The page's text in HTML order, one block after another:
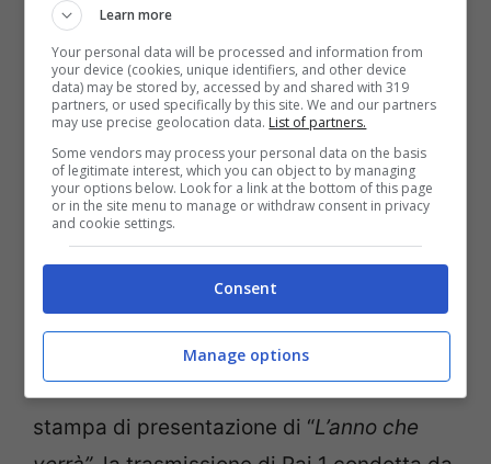
Occasione dell’annuncio di Ibrhaimovic al
Festival di Sanremo è stata la conferenza
stampa di presentazione di “L’anno che
Learn more
Your personal data will be processed and information from
your device (cookies, unique identifiers, and other device
data) may be stored by, accessed by and shared with 319
partners, or used specifically by this site. We and our partners
may use precise geolocation data. List of partners.
Some vendors may process your personal data on the basis
of legitimate interest, which you can object to by managing
your options below. Look for a link at the bottom of this page
or in the site menu to manage or withdraw consent in privacy
and cookie settings.
Consent
Manage options